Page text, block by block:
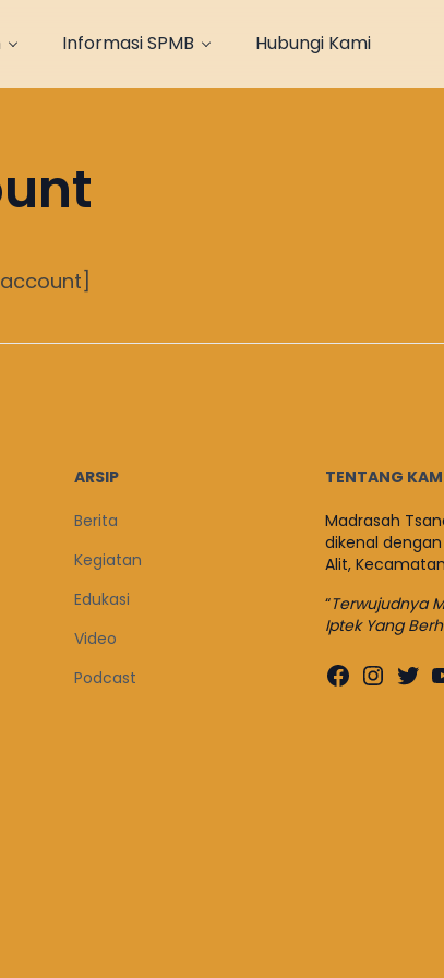
Informasi SPMB Hubungi Kami
ARSIP
Berita
Kegiatan
Edukasi
Video
Podcast
TENTANG
Madrasah
dikenal dengan
Alit,
“Terwujudnya
Iptek Yang